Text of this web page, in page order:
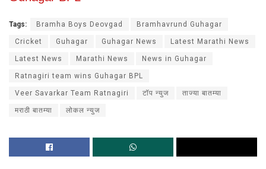
Tags: Bramha Boys Deovgad Bramhavrund Guhagar
Cricket Guhagar Guhagar News Latest Marathi News
Latest News Marathi News News in Guhagar
Ratnagiri team wins Guhagar BPL
Veer Savarkar Team Ratnagiri टॉप न्युज ताज्या बातम्या
मराठी बातम्या लोकल न्युज